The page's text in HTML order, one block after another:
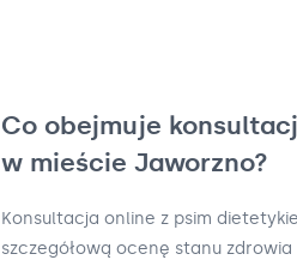
Co obejmuje
w mieście Jaworzno?
Konsultacja online z psim
szczegółową ocenę stanu